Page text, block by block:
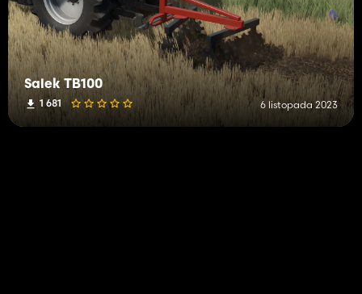
Salek TB100
1 681 6 listopada 2023